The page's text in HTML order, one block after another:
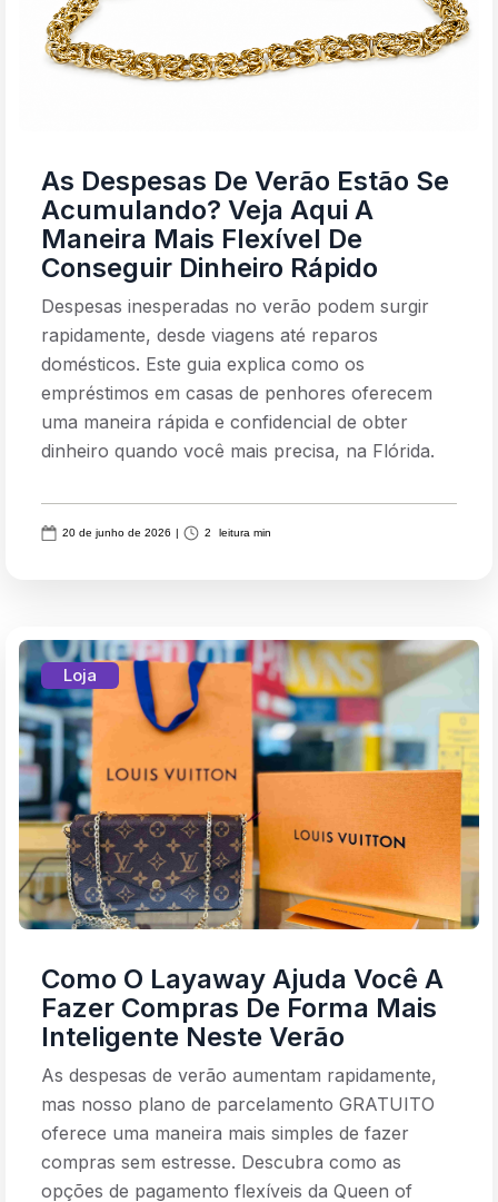
As Despesas De Verão Estão Se
Acumulando? Veja Aqui A
Maneira Mais Flexível De
Conseguir Dinheiro Rápido
Despesas inesperadas no verão podem surgir
rapidamente, desde viagens até reparos
domésticos. Este guia explica como os
empréstimos em casas de penhores oferecem
uma maneira rápida e confidencial de obter
dinheiro quando você mais precisa, na Flórida.
20 de junho de 2026 | 2 leitura min
Loja
Como O Layaway Ajuda Você A
Fazer Compras De Forma Mais
Inteligente Neste Verão
As despesas de verão aumentam rapidamente,
mas nosso plano de parcelamento GRATUITO
oferece uma maneira mais simples de fazer
compras sem estresse. Descubra como as
opções de pagamento flexíveis da Queen of